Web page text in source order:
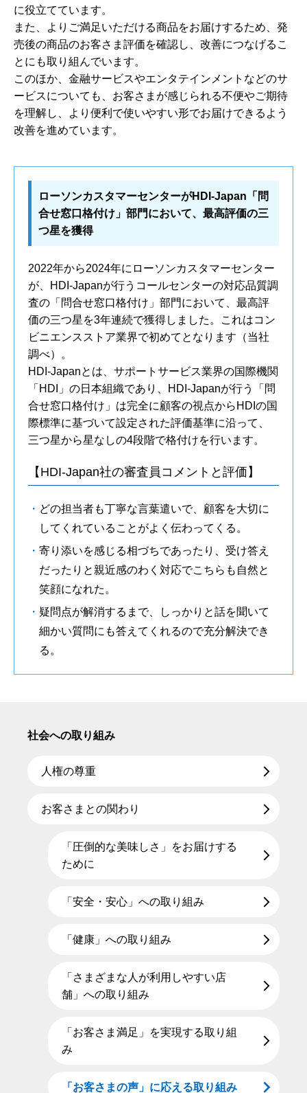
に役立てています。
また、よりご満足いただける商品をお届けするため、発
売後の商品のお客さま評価を確認し、改善につなげるこ
とにも取り組んでいます。
このほか、金融サービスやエンタテインメントなどのサ
ービスについても、お客さまが感じられる不便やご期待
を理解し、より便利で使いやすい形でお届けできるよう
改善を進めています。
ローソンカスタマーセンターがHDI-Japan「問
合せ窓口格付け」部門において、最高評価の三
つ星を獲得
2022年から2024年にローソンカスタマーセンター
が、HDI-Japanが行うコールセンターの対応品質調
査の「問合せ窓口格付け」部門において、最高評
価の三つ星を3年連続で獲得しました。これはコン
ビニエンスストア業界で初めてとなります（当社
調べ）。
HDI-Japanとは、サポートサービス業界の国際機関
「HDI」の日本組織であり、HDI-Japanが行う「問
合せ窓口格付け」は完全に顧客の視点からHDIの国
際標準に基づいて設定された評価基準に沿って、
三つ星から星なしの4段階で格付けを行います。
【HDI-Japan社の審査員コメントと評価】
どの担当者も丁寧な言葉遣いで、顧客を大切に
してくれていることがよく伝わってくる。
寄り添いを感じる相づちであったり、受け答え
だったりと親近感のわく対応でこちらも自然と
笑顔になれた。
疑問点が解消するまで、しっかりと話を聞いて
細かい質問にも答えてくれるので充分解決でき
る。
社会への取り組み
人権の尊重
お客さまとの関わり
「圧倒的な美味しさ」をお届けする
ために
「安全・安心」への取り組み
「健康」への取り組み
「さまざまな人が利用しやすい店
舗」への取り組み
「お客さま満足」を実現する取り組
み
「お客さまの声」に応える取り組み